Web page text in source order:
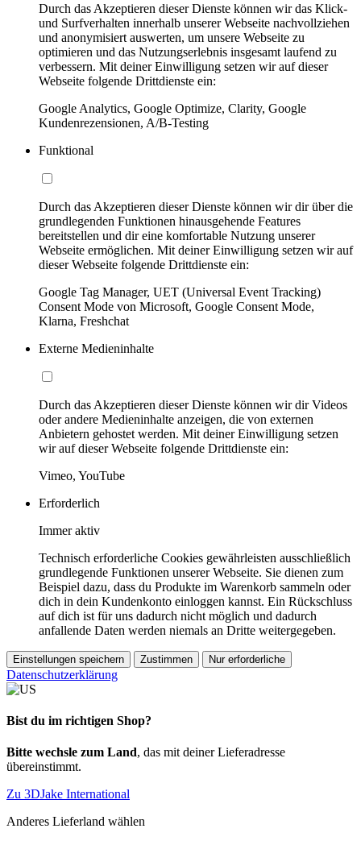
Durch das Akzeptieren dieser Dienste können wir das Klick-
und Surfverhalten innerhalb unserer Webseite nachvollziehen
und anonymisiert auswerten, um unsere Webseite zu
optimieren und das Nutzungserlebnis insgesamt laufend zu
verbessern. Mit deiner Einwilligung setzen wir auf dieser
Webseite folgende Drittdienste ein:
Google Analytics, Google Optimize, Clarity, Google
Kundenrezensionen, A/B-Testing
Funktional
Durch das Akzeptieren dieser Dienste können wir dir über die
grundlegenden Funktionen hinausgehende Features
bereitstellen und dir eine komfortable Nutzung unserer
Webseite ermöglichen. Mit deiner Einwilligung setzen wir auf
dieser Webseite folgende Drittdienste ein:
Google Tag Manager, UET (Universal Event Tracking)
Consent Mode von Microsoft, Google Consent Mode,
Klarna, Freshchat
Externe Medieninhalte
Durch das Akzeptieren dieser Dienste können wir dir Videos
oder andere Medieninhalte anzeigen, die von externen
Anbietern gehostet werden. Mit deiner Einwilligung setzen
wir auf dieser Webseite folgende Drittdienste ein:
Vimeo, YouTube
Erforderlich
Immer aktiv
Technisch erforderliche Cookies gewährleisten ausschließlich
grundlegende Funktionen unserer Webseite. Sie dienen zum
Beispiel dazu, dass du Produkte im Warenkorb sammeln oder
dich in dein Kundenkonto einloggen kannst. Ein Rückschluss
auf dich ist für uns dadurch nicht möglich und dadurch
anfallende Daten werden niemals an Dritte weitergegeben.
Einstellungen speichern Zustimmen Nur erforderliche
Datenschutzerklärung
Bist du im richtigen Shop?
Bitte wechsle zum Land, das mit deiner Lieferadresse
übereinstimmt.
Zu 3DJake International
Anderes Lieferland wählen